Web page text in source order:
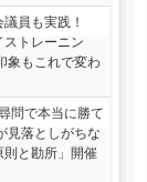
員も実践！
ストレーニン
象もこれで変わ
問で本当に勝て
見落としがちな
則と勘所」開催